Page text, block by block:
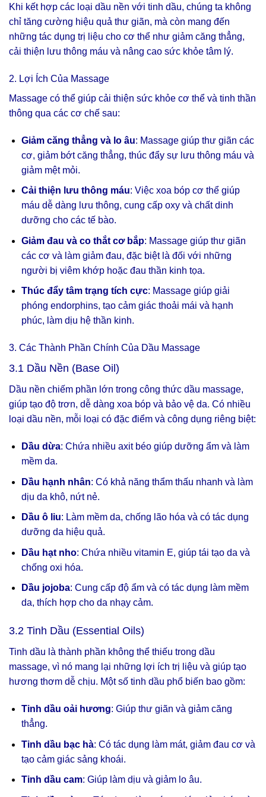
Khi kết hợp các loại dầu nền với tinh dầu, chúng ta không
chỉ tăng cường hiệu quả thư giãn, mà còn mang đến
những tác dụng trị liệu cho cơ thể như giảm căng thẳng,
cải thiện lưu thông máu và nâng cao sức khỏe tâm lý.
2. Lợi Ích Của Massage
Massage có thể giúp cải thiện sức khỏe cơ thể và tinh thần
thông qua các cơ chế sau:
Giảm căng thẳng và lo âu: Massage giúp thư giãn các
cơ, giảm bớt căng thẳng, thúc đẩy sự lưu thông máu và
giảm mệt mỏi.
Cải thiện lưu thông máu: Việc xoa bóp cơ thể giúp
máu dễ dàng lưu thông, cung cấp oxy và chất dinh
dưỡng cho các tế bào.
Giảm đau và co thắt cơ bắp: Massage giúp thư giãn
các cơ và làm giảm đau, đặc biệt là đối với những
người bị viêm khớp hoặc đau thần kinh tọa.
Thúc đẩy tâm trạng tích cực: Massage giúp giải
phóng endorphins, tạo cảm giác thoải mái và hạnh
phúc, làm dịu hệ thần kinh.
3. Các Thành Phần Chính Của Dầu Massage
3.1 Dầu Nền (Base Oil)
Dầu nền chiếm phần lớn trong công thức dầu massage,
giúp tạo độ trơn, dễ dàng xoa bóp và bảo vệ da. Có nhiều
loại dầu nền, mỗi loại có đặc điểm và công dụng riêng biệt:
Dầu dừa: Chứa nhiều axit béo giúp dưỡng ẩm và làm
mềm da.
Dầu hạnh nhân: Có khả năng thẩm thấu nhanh và làm
dịu da khô, nứt nẻ.
Dầu ô liu: Làm mềm da, chống lão hóa và có tác dụng
dưỡng da hiệu quả.
Dầu hạt nho: Chứa nhiều vitamin E, giúp tái tạo da và
chống oxi hóa.
Dầu jojoba: Cung cấp độ ẩm và có tác dụng làm mềm
da, thích hợp cho da nhạy cảm.
3.2 Tinh Dầu (Essential Oils)
Tinh dầu là thành phần không thể thiếu trong dầu
massage, vì nó mang lại những lợi ích trị liệu và giúp tạo
hương thơm dễ chịu. Một số tinh dầu phổ biến bao gồm:
Tinh dầu oải hương: Giúp thư giãn và giảm căng
thẳng.
Tinh dầu bạc hà: Có tác dụng làm mát, giảm đau cơ và
tạo cảm giác sảng khoái.
Tinh dầu cam: Giúp làm dịu và giảm lo âu.